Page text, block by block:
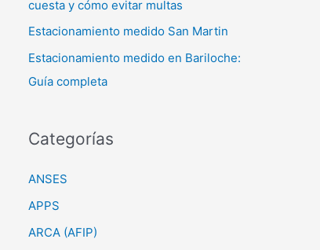
cuesta y cómo evitar multas
Estacionamiento medido San Martin
Estacionamiento medido en Bariloche:
Guía completa
Categorías
ANSES
APPS
ARCA (AFIP)